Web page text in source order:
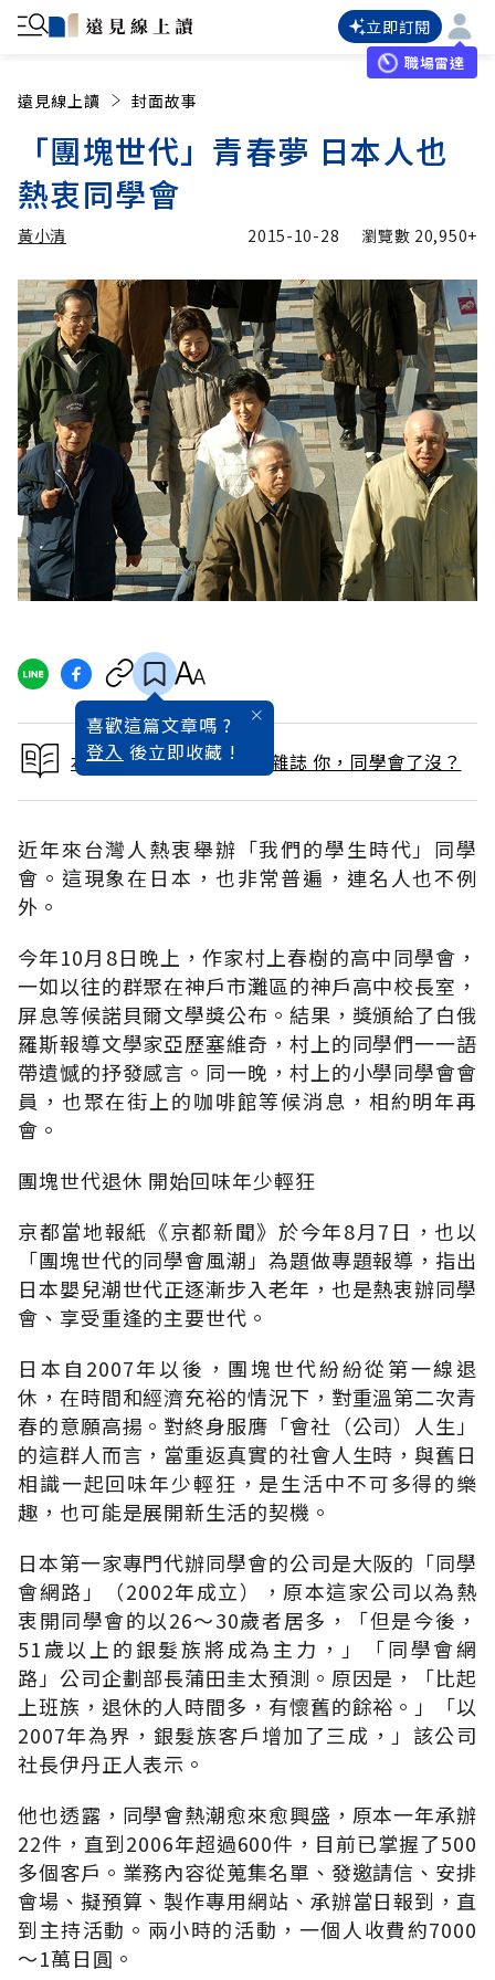
立即訂閱
職場雷達
遠見線上讀 封面故事
「團塊世代」青春夢 日本人也
熱衷同學會
黃小清
黃小清 加入追蹤
2015-10-28 瀏覽數 20,950+
喜歡這篇文章嗎 ?
登入 後立即收藏 !
本文出自 2015 / 11月號雜誌 你，同學會了沒？
近年來台灣人熱衷舉辦「我們的學生時代」同學
會。這現象在日本，也非常普遍，連名人也不例
外。
今年10月8日晚上，作家村上春樹的高中同學會，
一如以往的群聚在神戶市灘區的神戶高中校長室，
屏息等候諾貝爾文學獎公布。結果，獎頒給了白俄
羅斯報導文學家亞歷塞維奇，村上的同學們一一語
帶遺憾的抒發感言。同一晚，村上的小學同學會會
員，也聚在街上的咖啡館等候消息，相約明年再
會。
團塊世代退休 開始回味年少輕狂
京都當地報紙《京都新聞》於今年8月7日，也以
「團塊世代的同學會風潮」為題做專題報導，指出
日本嬰兒潮世代正逐漸步入老年，也是熱衷辦同學
會、享受重逢的主要世代。
日本自2007年以後，團塊世代紛紛從第一線退
休，在時間和經濟充裕的情況下，對重溫第二次青
春的意願高揚。對終身服膺「會社（公司）人生」
的這群人而言，當重返真實的社會人生時，與舊日
相識一起回味年少輕狂，是生活中不可多得的樂
趣，也可能是展開新生活的契機。
日本第一家專門代辦同學會的公司是大阪的「同學
會網路」（2002年成立），原本這家公司以為熱
衷開同學會的以26～30歲者居多，「但是今後，
51歲以上的銀髮族將成為主力，」「同學會網
路」公司企劃部長蒲田圭太預測。原因是，「比起
上班族，退休的人時間多，有懷舊的餘裕。」「以
2007年為界，銀髮族客戶增加了三成，」該公司
社長伊丹正人表示。
他也透露，同學會熱潮愈來愈興盛，原本一年承辦
22件，直到2006年超過600件，目前已掌握了500
多個客戶。業務內容從蒐集名單、發邀請信、安排
會場、擬預算、製作專用網站、承辦當日報到，直
到主持活動。兩小時的活動，一個人收費約7000
～1萬日圓。